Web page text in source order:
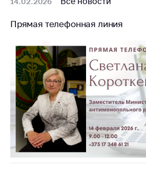
Регулирование
рекламной
Международное
сотрудничество
Применение мер
нетарифного
регулирования
Биржевая торговля
Выставочная
деятельность в
Прямая телефонная линия